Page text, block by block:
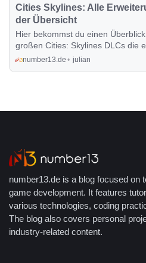
Cities Skylines: Alle
der Übersicht
Hier bekommst du einen
großen Cities: Skylines DLCs die
welche Neuheiten diese mit sich
number13.de julian
number13.de is a blog focused on
game development. It features
various technologies, coding
The blog also covers personal
industry-related content.